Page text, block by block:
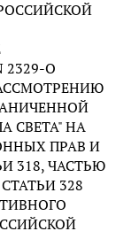
2329-О
СВЕТА" НА
ПРАВ И
318, ЧАСТЬЮ
328